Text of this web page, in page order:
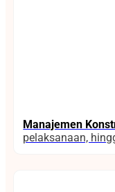
Manajemen
pelaksanaan,